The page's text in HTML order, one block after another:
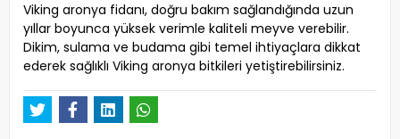
Viking aronya fidanı, doğru bakım sağlandığında uzun
yıllar boyunca yüksek verimle kaliteli meyve verebilir.
Dikim, sulama ve budama gibi temel ihtiyaçlara dikkat
ederek sağlıklı Viking aronya bitkileri yetiştirebilirsiniz.